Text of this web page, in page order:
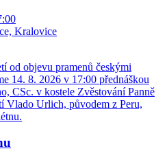
Kralovice
od objevu pramenů českými
14. 8. 2026 v 17:00 přednáškou
CSc. v kostele Zvěstování Panně
Vlado Urlich, původem z Peru,